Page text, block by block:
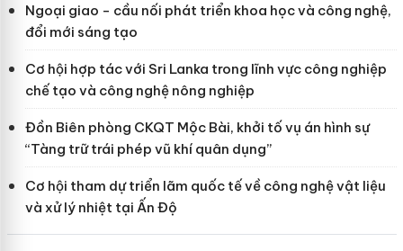
Ngoại giao - cầu nối phát triển khoa học và công nghệ,
đổi mới sáng tạo
Cơ hội hợp tác với Sri Lanka trong lĩnh vực công nghiệp
chế tạo và công nghệ nông nghiệp
Đồn Biên phòng CKQT Mộc Bài, khởi tố vụ án hình sự
“Tàng trữ trái phép vũ khí quân dụng”
Cơ hội tham dự triển lãm quốc tế về công nghệ vật liệu
và xử lý nhiệt tại Ấn Độ